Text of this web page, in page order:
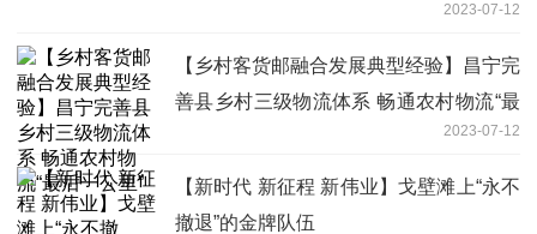
2023-07-12
【乡村客货邮融合发展典型经验】昌宁完
善县乡村三级物流体系 畅通农村物流“最
2023-07-12
【新时代 新征程 新伟业】戈壁滩上“永不
撤退”的金牌队伍